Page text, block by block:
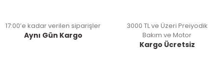
17:00’e kadar verilen siparişler
Aynı Gün Kargo
3000 TL ve Üzeri Preiyodik
Bakım ve Motor
Kargo Ücretsiz